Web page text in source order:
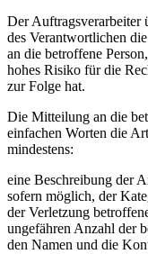
Der Auftragsverarbeiter
des Verantwortlichen
an die betroffene
hohes Risiko für die
zur Folge hat.
Die Mitteilung an die
einfachen Worten die
mindestens:
eine Beschreibung der
sofern möglich, der
der Verletzung
ungefähren Anzahl der
den Namen und die